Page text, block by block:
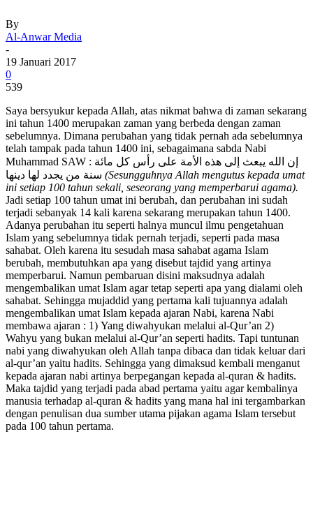
By
Al-Anwar Media
-
19 Januari 2017
0
539
Saya bersyukur kepada Allah, atas nikmat bahwa di zaman sekarang
ini tahun 1400 merupakan zaman yang berbeda dengan zaman
sebelumnya. Dimana perubahan yang tidak pernah ada sebelumnya
telah tampak pada tahun 1400 ini, sebagaimana sabda Nabi
Muhammad SAW : إن الله يبعث إلى هذه الأمة على رأس كل مائة
سنة من يجدد لها دينها (Sesungguhnya Allah mengutus kepada umat
ini setiap 100 tahun sekali, seseorang yang memperbarui agama).
Jadi setiap 100 tahun umat ini berubah, dan perubahan ini sudah
terjadi sebanyak 14 kali karena sekarang merupakan tahun 1400.
Adanya perubahan itu seperti halnya muncul ilmu pengetahuan
Islam yang sebelumnya tidak pernah terjadi, seperti pada masa
sahabat. Oleh karena itu sesudah masa sahabat agama Islam
berubah, membutuhkan apa yang disebut tajdid yang artinya
memperbarui. Namun pembaruan disini maksudnya adalah
mengembalikan umat Islam agar tetap seperti apa yang dialami oleh
sahabat. Sehingga mujaddid yang pertama kali tujuannya adalah
mengembalikan umat Islam kepada ajaran Nabi, karena Nabi
membawa ajaran : 1) Yang diwahyukan melalui al-Qur’an 2)
Wahyu yang bukan melalui al-Qur’an seperti hadits. Tapi tuntunan
nabi yang diwahyukan oleh Allah tanpa dibaca dan tidak keluar dari
al-qur’an yaitu hadits. Sehingga yang dimaksud kembali menganut
kepada ajaran nabi artinya berpegangan kepada al-quran & hadits.
Maka tajdid yang terjadi pada abad pertama yaitu agar kembalinya
manusia terhadap al-quran & hadits yang mana hal ini tergambarkan
dengan penulisan dua sumber utama pijakan agama Islam tersebut
pada 100 tahun pertama.